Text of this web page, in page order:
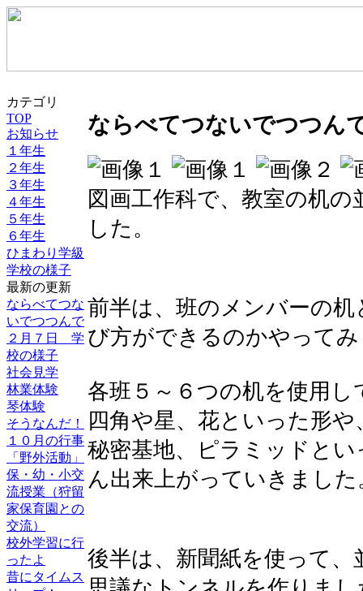
カテゴリ
TOP
お知らせ
１年生
２年生
３年生
４年生
５年生
６年生
ひまわり学級
学校の様子
最新の更新
ならべてつな
いでつつんで
２月７日 学
校の様子
社会見学
林業体験
琴体験
そうなんだ！
１０月の行事
「野外活動」
保・幼・小交
流授業（狩留
家保育園との
交流）
校外学習に行
ったよ
昔にタイムス
ならべてつないでつつん
図画工作科で、教室の机
した。
前半は、班のメンバーの
び方ができるのかやって
各班５～６つの机を使用し
四角や星、花といった形や
秘密基地、ピラミッドと
ん出来上がっていきました
後半は、新聞紙を使って